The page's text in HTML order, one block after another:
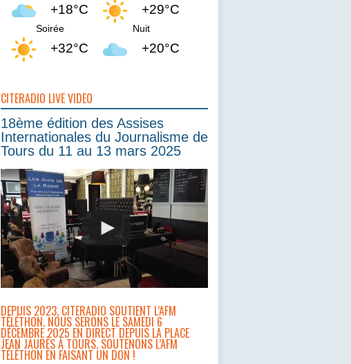
+18°C +29°C
Soirée
+32°C
Nuit
+20°C
CITERADIO LIVE VIDEO
18ème édition des Assises
Internationales du Journalisme de
Tours du 11 au 13 mars 2025
DEPUIS 2023, CITERADIO SOUTIENT L’AFM
TÉLÉTHON. NOUS SERONS LE SAMEDI 6
DÉCEMBRE 2025 EN DIRECT DEPUIS LA PLACE
JEAN JAURÈS À TOURS. SOUTENONS L’AFM
TÉLÉTHON EN FAISANT UN DON !